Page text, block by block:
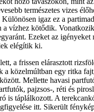
természetes vizes
igaz ez a
a vízhez kötődik.
Ezeket az igényeket
elégítik ki.
a frissen elárasztott
a közelmúltban egy ritka
Mellette havasi
pajzsos-, réti és
is táplálkozott. A
itt. Sikerült